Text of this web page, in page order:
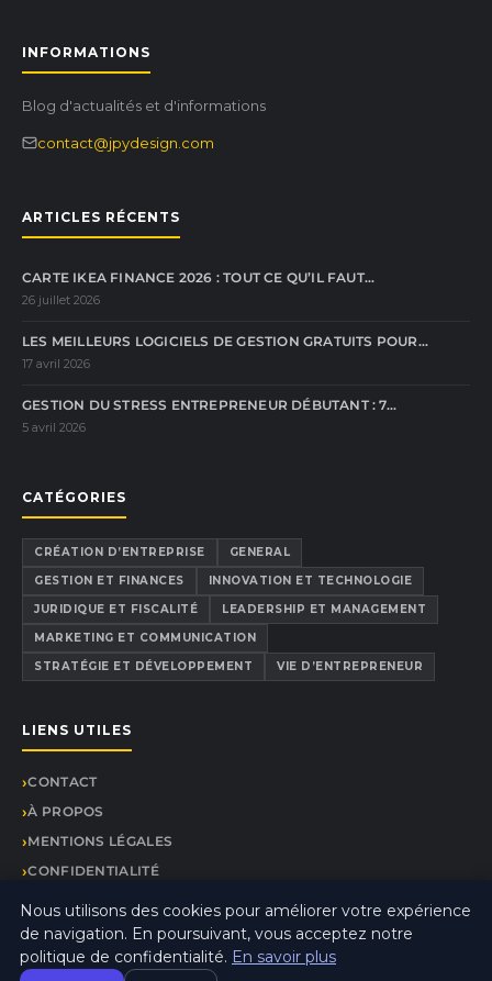
INFORMATIONS
Blog d'actualités et d'informations
contact@jpydesign.com
ARTICLES RÉCENTS
CARTE IKEA FINANCE 2026 : TOUT CE QU’IL FAUT…
26 juillet 2026
LES MEILLEURS LOGICIELS DE GESTION GRATUITS POUR…
17 avril 2026
GESTION DU STRESS ENTREPRENEUR DÉBUTANT : 7…
5 avril 2026
CATÉGORIES
CRÉATION D’ENTREPRISE
GENERAL
GESTION ET FINANCES
INNOVATION ET TECHNOLOGIE
JURIDIQUE ET FISCALITÉ
LEADERSHIP ET MANAGEMENT
MARKETING ET COMMUNICATION
STRATÉGIE ET DÉVELOPPEMENT
VIE D’ENTREPRENEUR
LIENS UTILES
CONTACT
À PROPOS
MENTIONS LÉGALES
CONFIDENTIALITÉ
PLAN DU SITE
Nous utilisons des cookies pour améliorer votre expérience
de navigation. En poursuivant, vous acceptez notre
politique de confidentialité. En savoir plus